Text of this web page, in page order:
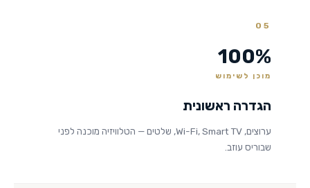
05
100%
מוכן לשימוש
הגדרה ראשונית
ערוצים, Wi-Fi, Smart TV, שלטים — הטלוויזיה מוכנה לפני
שבוריס עוזב.